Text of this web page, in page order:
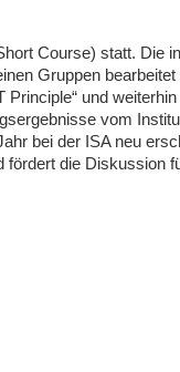
Course) statt. Die
Gruppen
und
vom
bei der ISA neu
die Diskussion